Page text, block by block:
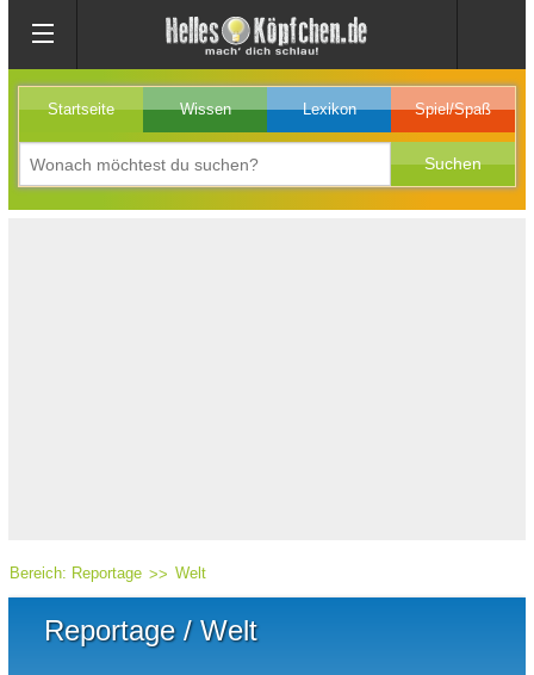
Startseite Wissen Lexikon Spiel/Spaß
Bereich: Reportage Welt
Reportage / Welt